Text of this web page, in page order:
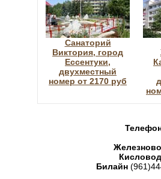
Санаторий
Виктория, город
Ессентуки,
двухместный
номер от 2170 руб
Билайн